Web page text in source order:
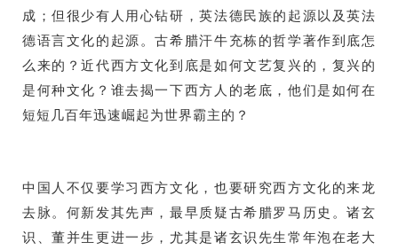
成；但很少有人用心钻研，英法德民族的起源以及英法
德语言文化的起源。古希腊汗牛充栋的哲学著作到底怎
么来的？近代西方文化到底是如何文艺复兴的，复兴的
是何种文化？谁去揭一下西方人的老底，他们是如何在
短短几百年迅速崛起为世界霸主的？
中国人不仅要学习西方文化，也要研究西方文化的来龙
去脉。何新发其先声，最早质疑古希腊罗马历史。诸玄
识、董并生更进一步，尤其是诸玄识先生常年泡在老大